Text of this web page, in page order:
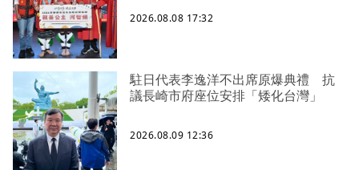
2026.08.08 17:32
駐日代表李逸洋不出席原爆典禮 抗
議長崎市府座位安排「矮化台灣」
2026.08.09 12:36